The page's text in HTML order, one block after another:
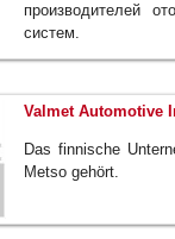
производителей
систем.
Valmet Automotive
Das finnische
Metso gehört.